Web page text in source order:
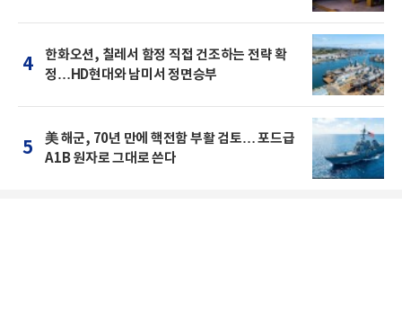
4
한화오션, 칠레서 함정 직접 건조하는 전략 확
정…HD현대와 남미서 정면승부
5
美 해군, 70년 만에 핵전함 부활 검토… 포드급
A1B 원자로 그대로 쓴다